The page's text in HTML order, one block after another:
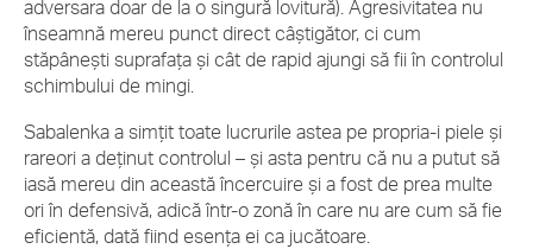
adversara doar de la o singură lovitură). Agresivitatea nu
înseamnă mereu punct direct câștigător, ci cum
stăpânești suprafața și cât de rapid ajungi să fii în controlul
schimbului de mingi.
Sabalenka a simțit toate lucrurile astea pe propria-i piele și
rareori a deținut controlul – și asta pentru că nu a putut să
iasă mereu din această încercuire și a fost de prea multe
ori în defensivă, adică într-o zonă în care nu are cum să fie
eficientă, dată fiind esența ei ca jucătoare.